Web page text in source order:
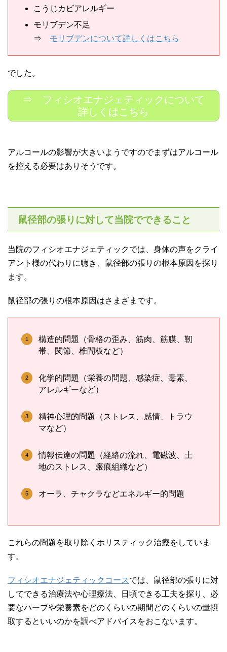
こうじカビアレルギー
モリブデン不足
⇒ モリブデンについて詳しくはこちら
でした。
⇒ フィシオエナジェティックについて
詳しくはこちら
アルコールの影響が大きいようですのでまずはアルコール
を控える必要はありそうです。
鼠径部の張りに対して当院でできること
当院のフィシオエナジェティックでは、身体の声をクライ
アント様の代わりに聴き、鼠径部の張りの根本原因を探り
ます。
鼠径部の張りの根本原因はさまざまです。
構造的問題（骨格の歪み、筋肉、筋膜、靭
帯、関節、椎間板など）
化学的問題（栄養の問題、感染症、毒素、
アレルギーなど）
精神心理的問題（ストレス、感情、トラウ
マなど）
情報伝達の問題（経絡の流れ、電磁波、土
地のストレス、瘢痕組織など）
オーラ、チャクラなどエネルギー的問題
これらの問題を取り除くホリスティック治療をしていま
す。
フィシオエナジェティックコース では、鼠径部の張りに対
してできる治療法や心理療法、日頃できる工夫を探り、必
要なハーブや栄養素をどのくらいの期間どのくらいの量摂
取するといいのかを調べアドバイスをおこないます。